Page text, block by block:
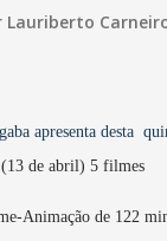
Lauriberto
apresenta desta
de abril) 5 filmes
Animação de 122